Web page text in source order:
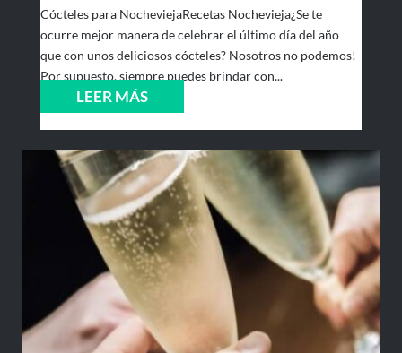
Cócteles para NocheviejaRecetas Nochevieja¿Se te
ocurre mejor manera de celebrar el último día del año
que con unos deliciosos cócteles? Nosotros no podemos!
Por supuesto, siempre puedes brindar con...
LEER MÁS